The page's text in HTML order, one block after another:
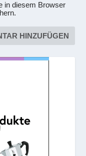
in diesem Browser